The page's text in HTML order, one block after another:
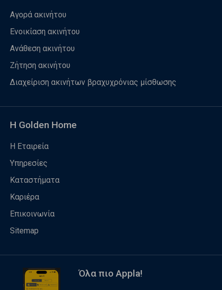
Αγορά ακινήτου
Ενοικίαση ακινήτου
Ανάθεση ακινήτου
Ζήτηση ακινήτου
Διαχείριση ακινήτων βραχυχρόνιας μίσθωσης
Η Golden Home
Η Εταιρεία
Υπηρεσίες
Καταστήματα
Καριέρα
Επικοινωνία
Sitemap
Όλα πιο Appla!